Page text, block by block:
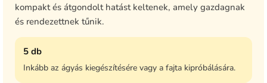
kompakt és átgondolt hatást keltenek, amely gazdagnak
és rendezettnek tűnik.
5 db
Inkább az ágyás kiegészítésére vagy a fajta kipróbálására.